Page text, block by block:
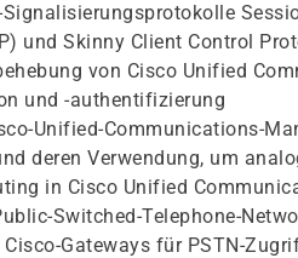
Signalisierungsprotokolle
und Skinny Client Control
von Cisco Unified
und -authentifizierung
Unified-Communications-
deren Verwendung, um
in Cisco Unified
Switched-Telephone-
Gateways für PSTN-